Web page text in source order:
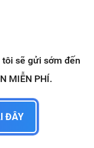
sẽ gửi sớm đến
MIỄN PHÍ.
ĐÂY